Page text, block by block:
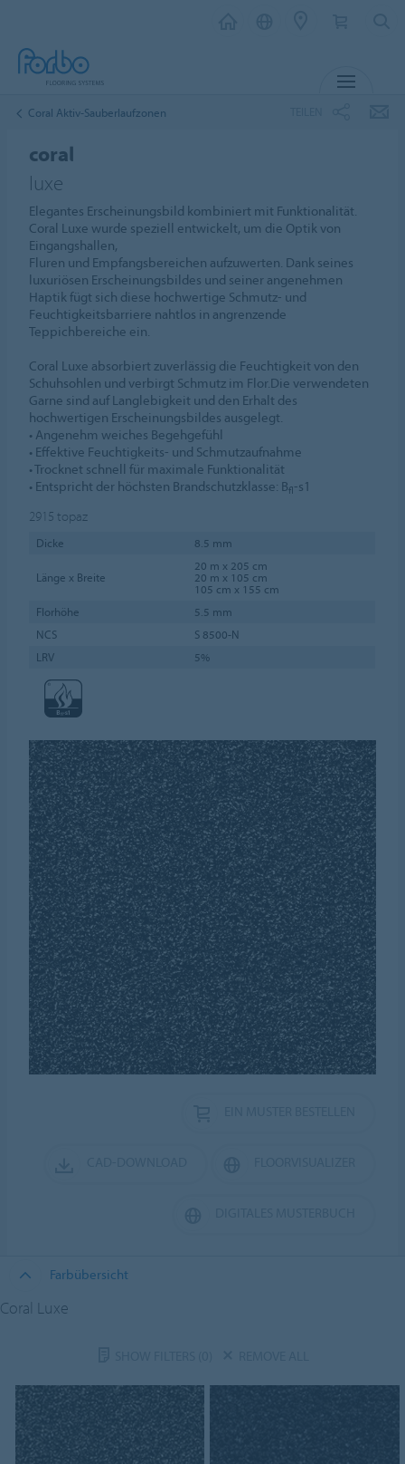
Coral Aktiv-Sauberlaufzonen
coral
luxe
Elegantes Erscheinungsbild kombiniert mit Funktionalität.
Coral Luxe wurde speziell entwickelt, um die Optik von
Eingangshallen,
Fluren und Empfangsbereichen aufzuwerten. Dank seines
luxuriösen Erscheinungsbildes und seiner angenehmen
Haptik fügt sich diese hochwertige Schmutz- und
Feuchtigkeitsbarriere nahtlos in angrenzende
Teppichbereiche ein.
Coral Luxe absorbiert zuverlässig die Feuchtigkeit von den
Schuhsohlen und verbirgt Schmutz im Flor.Die verwendeten
Garne sind auf Langlebigkeit und den Erhalt des
hochwertigen Erscheinungsbildes ausgelegt.
• Angenehm weiches Begehgefühl
• Effektive Feuchtigkeits- und Schmutzaufnahme
• Trocknet schnell für maximale Funktionalität
• Entspricht der höchsten Brandschutzklasse: Bfl-s1
2915 topaz
Dicke 8.5 mm
Länge x Breite
20 m x 205 cm
20 m x 105 cm
105 cm x 155 cm
Florhöhe
5.5 mm
NCS
S 8500-N
LRV
5%
Farbübersicht
Coral Luxe